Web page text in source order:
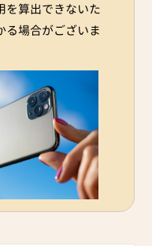
を算出できないた
る場合がございま